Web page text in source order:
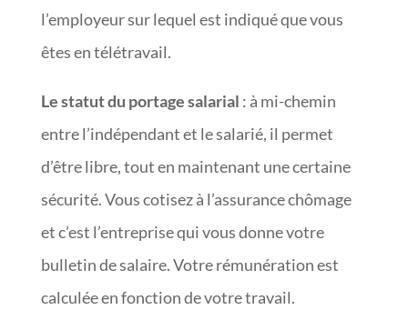
l’employeur sur lequel est indiqué que vous
êtes en télétravail.
Le statut du portage salarial : à mi-chemin
entre l’indépendant et le salarié, il permet
d’être libre, tout en maintenant une certaine
sécurité. Vous cotisez à l’assurance chômage
et c’est l’entreprise qui vous donne votre
bulletin de salaire. Votre rémunération est
calculée en fonction de votre travail.